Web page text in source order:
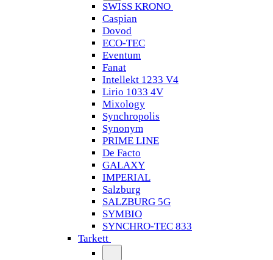
SWISS KRONO
Caspian
Dovod
ECO-TEC
Eventum
Fanat
Intellekt 1233 V4
Lirio 1033 4V
Mixology
Synchropolis
Synonym
PRIME LINE
De Facto
GALAXY
IMPERIAL
Salzburg
SALZBURG 5G
SYMBIO
SYNCHRO-TEC 833
Tarkett